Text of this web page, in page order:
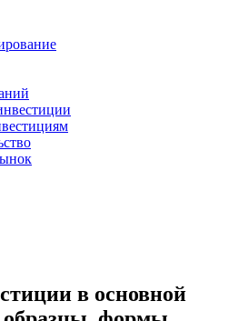
в основной